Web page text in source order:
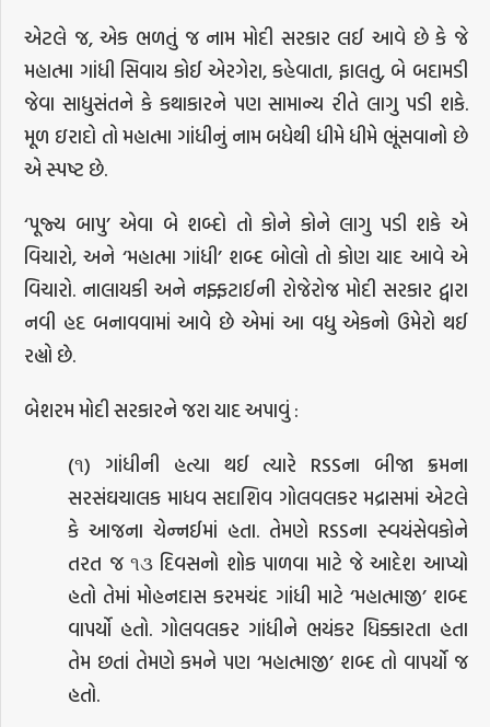
એટલે જ, એક ભળતું જ નામ મોદી સરકાર લઈ આવે છે કે જે
મહાત્મા ગાંધી સિવાય કોઈ એરગેરા, કહેવાતા, ફાલતુ, બે બદામડી
જેવા સાધુસંતને કે કથાકારને પણ સામાન્ય રીતે લાગુ પડી શકે.
મૂળ ઇરાદો તો મહાત્મા ગાંધીનું નામ બધેથી ધીમે ધીમે ભૂંસવાનો છે
એ સ્પષ્ટ છે.
‘પૂજ્ય બાપુ’ એવા બે શબ્દો તો કોને કોને લાગુ પડી શકે એ
વિચારો, અને ‘મહાત્મા ગાંધી’ શબ્દ બોલો તો કોણ યાદ આવે એ
વિચારો. નાલાયકી અને નફ્ફટાઈની રોજેરોજ મોદી સરકાર દ્વારા
નવી હદ બનાવવામાં આવે છે એમાં આ વધુ એકનો ઉમેરો થઈ
રહ્યો છે.
બેશરમ મોદી સરકારને જરા યાદ અપાવું :
(૧) ગાંધીની હત્યા થઈ ત્યારે RSSના બીજા ક્રમના
સરસંઘચાલક માધવ સદાશિવ ગોલવલકર મદ્રાસમાં એટલે
કે આજના ચેન્નઈમાં હતા. તેમણે RSSના સ્વયંસેવકોને
તરત જ ૧૩ દિવસનો શોક પાળવા માટે જે આદેશ આપ્યો
હતો તેમાં મોહનદાસ કરમચંદ ગાંધી માટે ‘મહાત્માજી’ શબ્દ
વાપર્યો હતો. ગોલવલકર ગાંધીને ભયંકર ધિક્કારતા હતા
તેમ છતાં તેમણે કમને પણ ‘મહાત્માજી’ શબ્દ તો વાપર્યો જ
હતો.